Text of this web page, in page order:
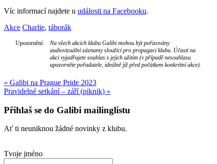
Víc informací najdete u události na Facebooku.
Akce Charlie, táborák
Upozornění:
Na všech akcích klubu Galibi mohou být pořizovány
audiovizuální záznamy sloužící pro propagaci klubu. Účastí na
akci vyjadřujete souhlas s jejich užitím (v případě nesouhlasu
upozorněte pořadatele, ideálně již před počátkem konkrétní akce).
Navigace
pro
příspěvek
« Galibi na Prague Pride 2023
Pravidelné setkání – září (piknik) »
Přihlaš se do Galibi mailinglistu
Ať ti neuniknou žádné novinky z klubu.
Tvoje jméno